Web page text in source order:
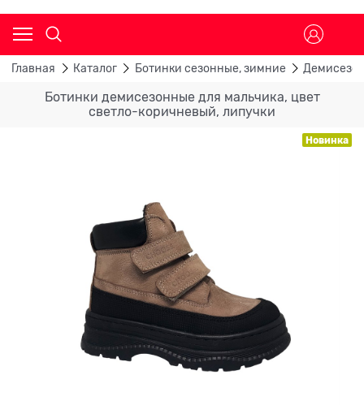
Главная Каталог Ботинки сезонные, зимние
Ботинки демисезонные для мальчика, цвет
светло-коричневый, липучки
Новинка